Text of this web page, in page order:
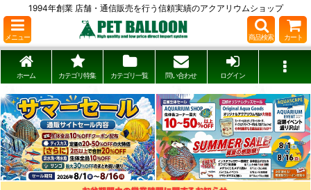
1994年創業 店舗・通信販売を行う信頼実績のアクアリウムショップ
メニュー 商品検索 カート
ホーム カテゴリ特集 カテゴリ一覧 問い合わせ ログイン